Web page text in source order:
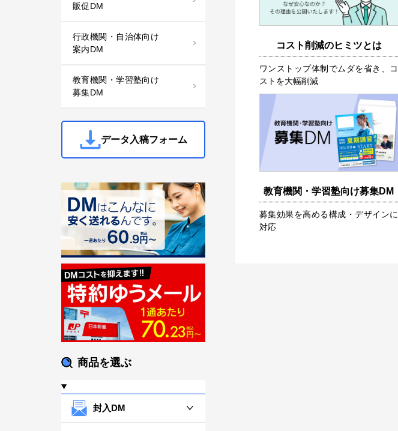
販促DM
行政機関・自治体向け
案内DM
教育機関・学習塾向け
募集DM
データ入稿フォーム
商品を選ぶ
封入DM
コスト削減のヒミツとは
ワンストップ体制でムダを省き、コ
ストを大幅削減
教育機関・学習塾向け募集DM
募集効果を高める構成・デザインに
対応